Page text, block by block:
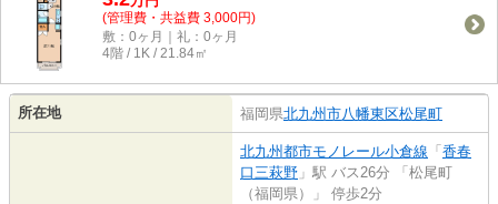
(管理費・共益費 3,000円)
敷：0ヶ月｜礼：0ヶ月
4階 / 1K / 21.84㎡
所在地 福岡県北九州市八幡東区松尾町
北九州都市モノレール小倉線 「 香春
口三萩野 」駅 バス26分 「松尾町
（福岡県）」 停歩2分